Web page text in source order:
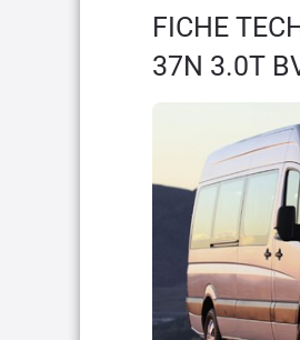
FICHE
37N 3.0T